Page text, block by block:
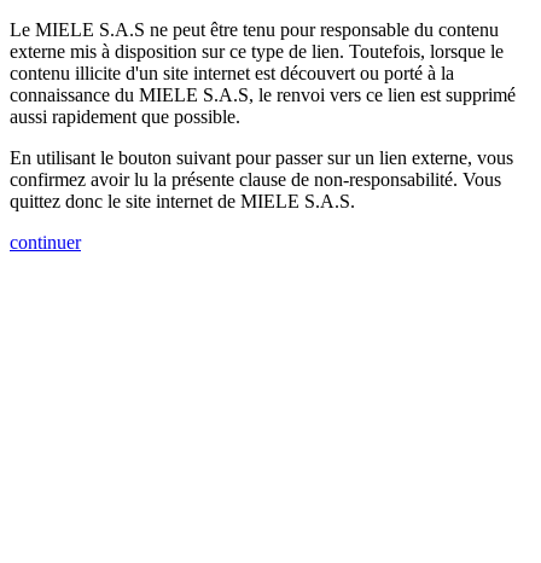
Le MIELE S.A.S ne peut être tenu pour responsable du contenu
externe mis à disposition sur ce type de lien. Toutefois, lorsque le
contenu illicite d'un site internet est découvert ou porté à la
connaissance du MIELE S.A.S, le renvoi vers ce lien est supprimé
aussi rapidement que possible.
En utilisant le bouton suivant pour passer sur un lien externe, vous
confirmez avoir lu la présente clause de non-responsabilité. Vous
quittez donc le site internet de MIELE S.A.S.
continuer